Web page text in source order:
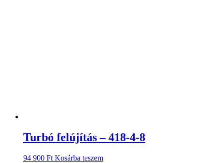
Turbó felújítás – 418-4-8
94 900 Ft Kosárba teszem